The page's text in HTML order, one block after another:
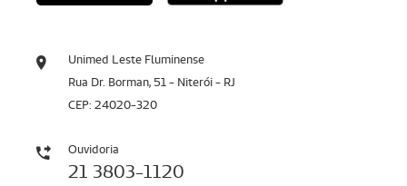
Unimed Leste Fluminense
Rua Dr. Borman, 51 - Niterói - RJ
CEP: 24020-320
Ouvidoria
21 3803-1120